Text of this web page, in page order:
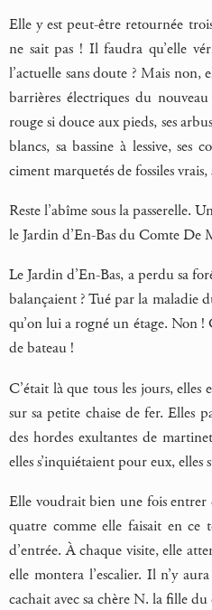
Elle y est peut-être retournée
ne sait pas ! Il faudra qu’elle
l’actuelle sans doute ? Mais
barrières électriques du
rouge si douce aux pieds, ses
blancs, sa bassine à lessive,
ciment marquetés de fossiles
Reste l’abîme sous la
le Jardin d’En-Bas du Comte
Le Jardin d’En-Bas, a perdu sa
balançaient ? Tué par la maladie
qu’on lui a rogné un étage. Non !
de bateau !
C’était là que tous les jours,
sur sa petite chaise de fer. Elles
des hordes exultantes de
elles s’inquiétaient pour eux,
Elle voudrait bien une fois entrer
quatre comme elle faisait en ce
d’entrée. À chaque visite, elle
elle montera l’escalier. Il n’y
cachait avec sa chère N. la fille